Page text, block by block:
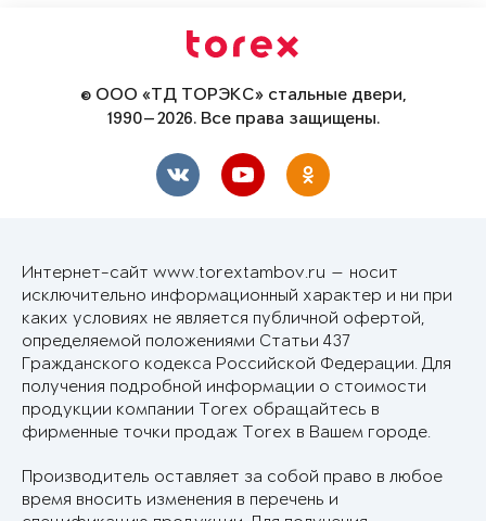
© ООО «ТД ТОРЭКС» стальные двери,
1990—2026. Все права защищены.
Интернет-сайт www.torextambov.ru — носит
исключительно информационный характер и ни при
каких условиях не является публичной офертой,
определяемой положениями Статьи 437
Гражданского кодекса Российской Федерации. Для
получения подробной информации о стоимости
продукции компании Torex обращайтесь в
фирменные точки продаж Torex в Вашем городе.
Производитель оставляет за собой право в любое
время вносить изменения в перечень и